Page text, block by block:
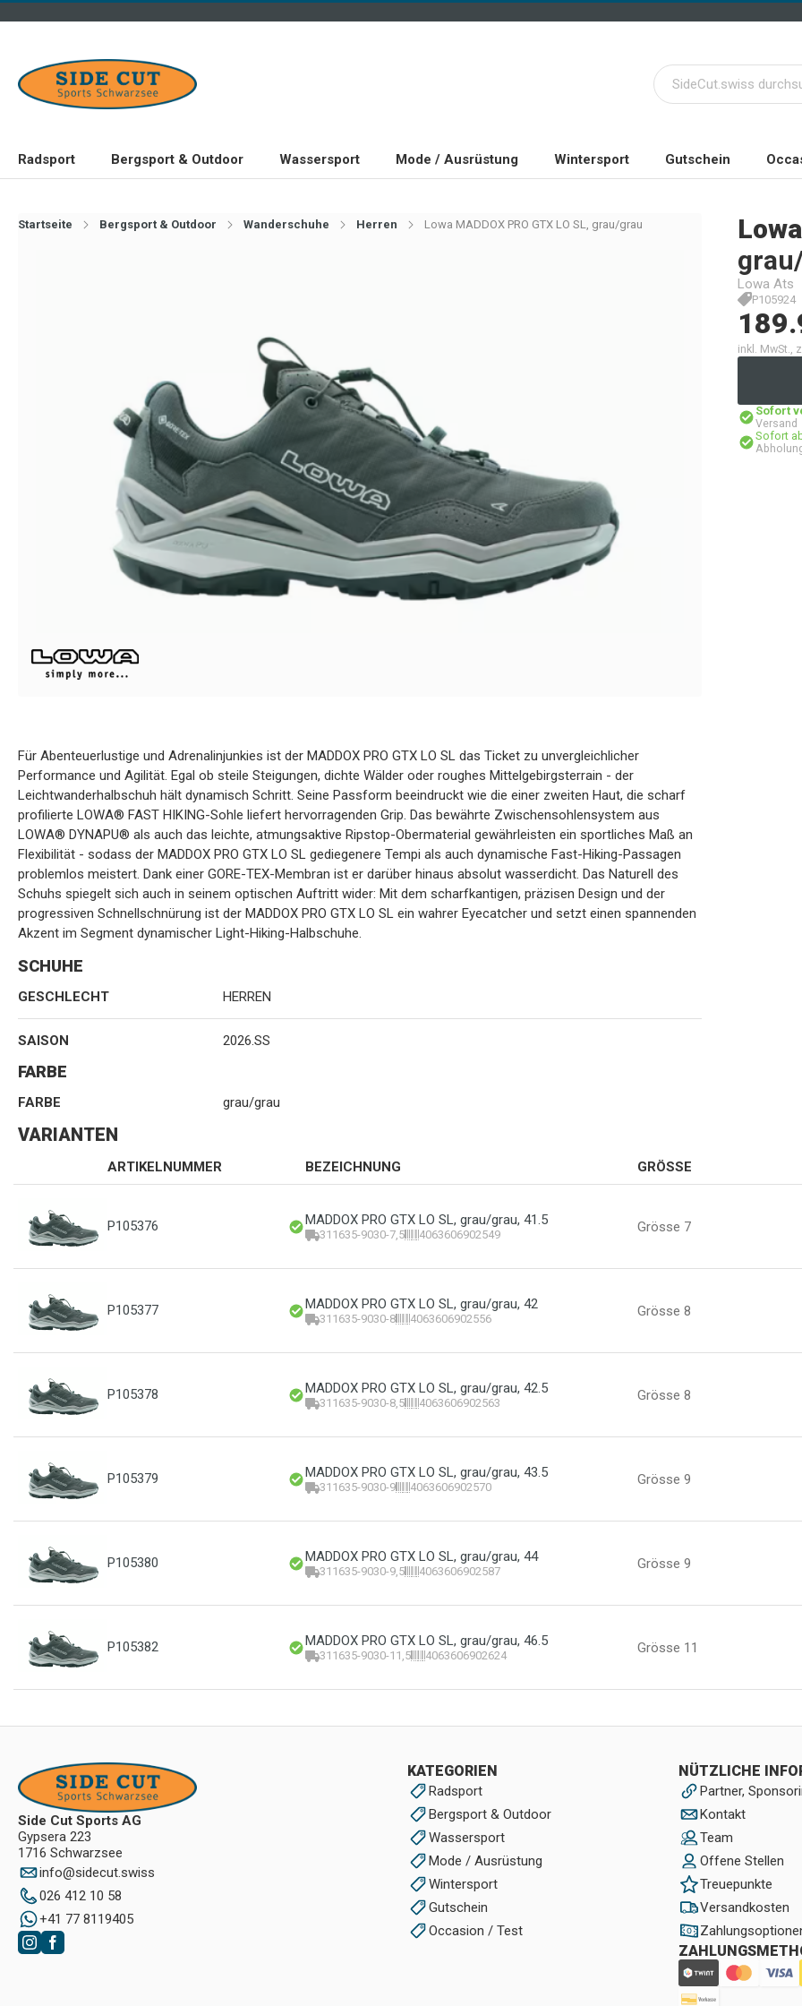
Radsport Bergsport & Outdoor Wassersport Mode / Ausrüstung Wintersport Gutschein
Startseite Bergsport & Outdoor Wanderschuhe Herren Lowa MADDOX PRO GTX LO SL, grau/grau Lowa
Lowa Ats
P105924
inkl. MwSt.,
Sofort
Versand
Sofort
Für Abenteuerlustige und Adrenalinjunkies ist der MADDOX PRO GTX LO SL das Ticket zu unvergleichlicher
Performance und Agilität. Egal ob steile Steigungen, dichte Wälder oder roughes Mittelgebirgsterrain - der
Leichtwanderhalbschuh hält dynamisch Schritt. Seine Passform beeindruckt wie die einer zweiten Haut, die scharf
profilierte LOWA® FAST HIKING-Sohle liefert hervorragenden Grip. Das bewährte Zwischensohlensystem aus
LOWA® DYNAPU® als auch das leichte, atmungsaktive Ripstop-Obermaterial gewährleisten ein sportliches Maß an
Flexibilität - sodass der MADDOX PRO GTX LO SL gediegenere Tempi als auch dynamische Fast-Hiking-Passagen
problemlos meistert. Dank einer GORE-TEX-Membran ist er darüber hinaus absolut wasserdicht. Das Naturell des
Schuhs spiegelt sich auch in seinem optischen Auftritt wider: Mit dem scharfkantigen, präzisen Design und der
progressiven Schnellschnürung ist der MADDOX PRO GTX LO SL ein wahrer Eyecatcher und setzt einen spannenden
Akzent im Segment dynamischer Light-Hiking-Halbschuhe.
SCHUHE
GESCHLECHT HERREN
SAISON 2026.SS
FARBE
FARBE grau/grau
VARIANTEN
ARTIKELNUMMER BEZEICHNUNG GRÖSSE
P105376 MADDOX PRO GTX LO SL, grau/grau, 41.5
311635-9030-7,5 4063606902549 Grösse 7
P105377 MADDOX PRO GTX LO SL, grau/grau, 42
311635-9030-8 4063606902556 Grösse 8
P105378 MADDOX PRO GTX LO SL, grau/grau, 42.5
311635-9030-8,5 4063606902563 Grösse 8
P105379 MADDOX PRO GTX LO SL, grau/grau, 43.5
311635-9030-9 4063606902570 Grösse 9
P105380 MADDOX PRO GTX LO SL, grau/grau, 44
311635-9030-9,5 4063606902587 Grösse 9
P105382 MADDOX PRO GTX LO SL, grau/grau, 46.5
311635-9030-11,5 4063606902624 Grösse 11
Side Cut Sports AG
Gypsera 223
1716 Schwarzsee
info@sidecut.swiss
026 412 10 58
+41 77 8119405
KATEGORIEN
Radsport
Bergsport & Outdoor
Wassersport
Mode / Ausrüstung
Wintersport
Gutschein
Occasion / Test
NÜTZLICHE
Partner,
Kontakt
Team
Offene Stellen
Treuepunkte
Versandkosten